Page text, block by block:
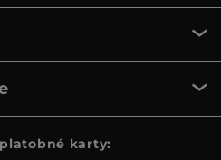
karty: